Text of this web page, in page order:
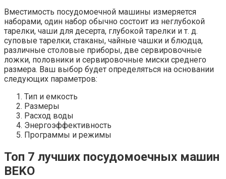
Вместимость посудомоечной машины измеряется
наборами, один набор обычно состоит из неглубокой
тарелки, чаши для десерта, глубокой тарелки и т. д.
суповые тарелки, стаканы, чайные чашки и блюдца,
различные столовые приборы, две сервировочные
ложки, половники и сервировочные миски среднего
размера. Ваш выбор будет определяться на основании
следующих параметров:
Тип и емкость
Размеры
Расход воды
Энергоэффективность
Программы и режимы
Топ 7 лучших посудомоечных машин
BEKO